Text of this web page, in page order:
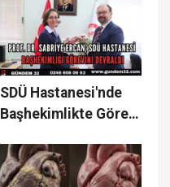
SDÜ Hastanesi'nde
Başhekimlikte Görev